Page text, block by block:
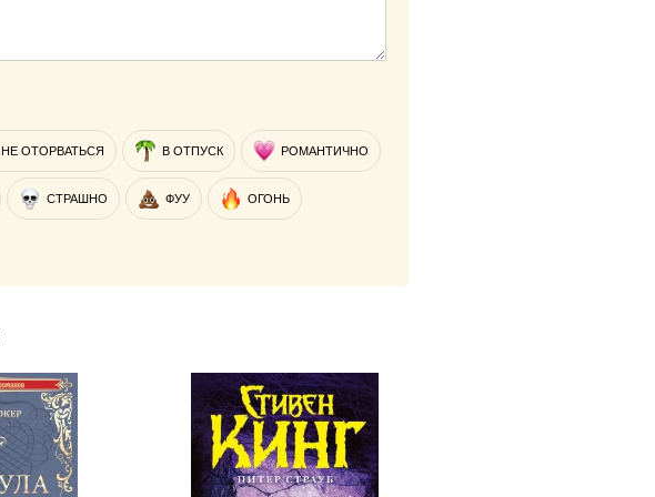
НЕ ОТОРВАТЬСЯ В ОТПУСК РОМАНТИЧНО
СТРАШНО ФУУ ОГОНЬ